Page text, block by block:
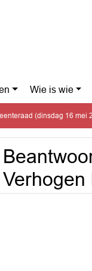
Wie is wie
(dinsdag 16 mei